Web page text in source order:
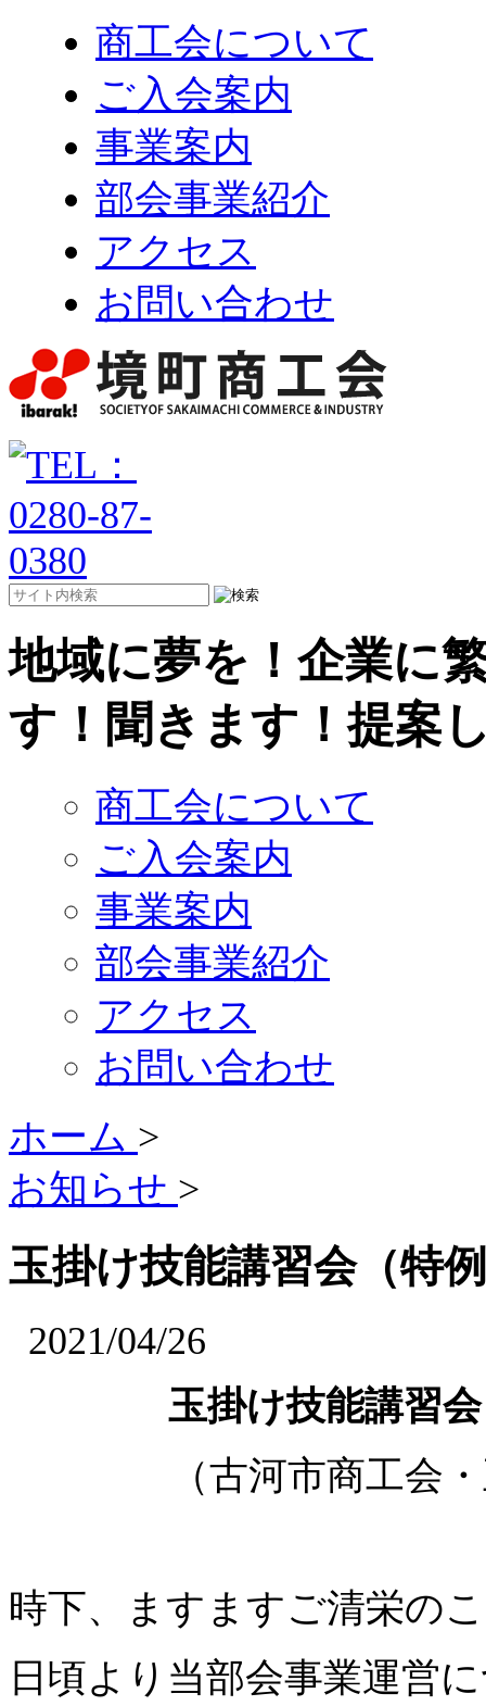
商工会について
ご入会案内
事業案内
部会事業紹介
アクセス
お問い合わせ
地域に夢を！企業に
す！聞きます！提案
商工会について
ご入会案内
事業案内
部会事業紹介
アクセス
お問い合わせ
ホーム >
お知らせ >
玉掛け技能講習会（特
2021/04/26
玉掛け技能講習
（古河市商工会
時下、ますますご清栄の
日頃より当部会事業運営